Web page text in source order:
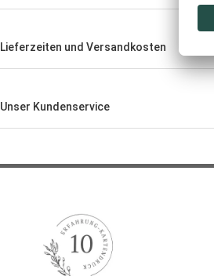
Lieferzeiten und Versandkosten
Unser Kundenservice